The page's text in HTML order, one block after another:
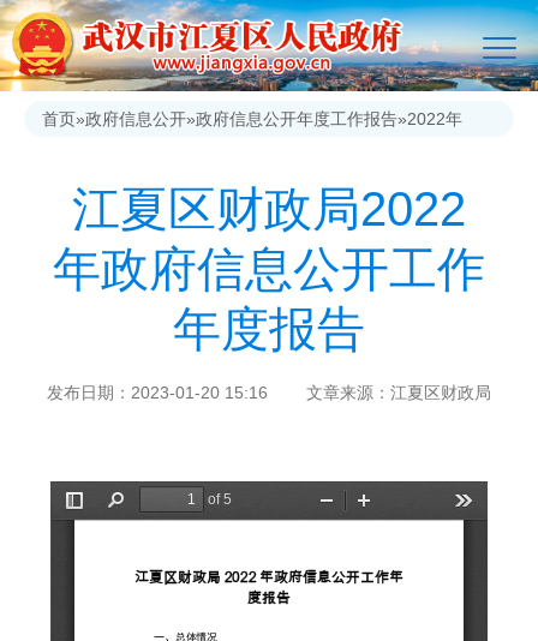
首页»政府信息公开»政府信息公开年度工作报告»2022年
江夏区财政局2022
年政府信息公开工作
年度报告
发布日期：2023-01-20 15:16 文章来源：江夏区财政局